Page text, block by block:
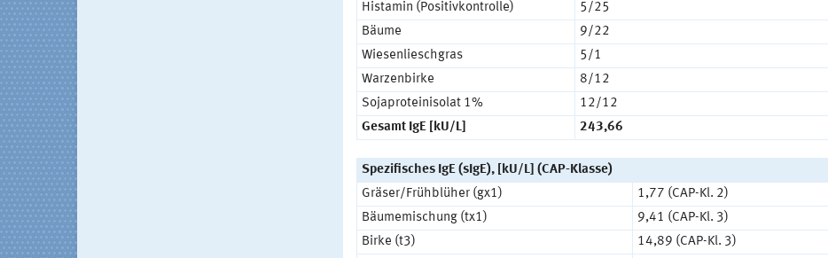
Histamin (Positivkontrolle)
5/25
Bäume
9/22
Wiesenlieschgras
5/1
Warzenbirke
8/12
Sojaproteinisolat 1%
12/12
Gesamt IgE [kU/L]
243,66
Spezifisches IgE (sIgE), [kU/L] (CAP-Klasse)
Gräser/Frühblüher (gx1)
1,77 (CAP-Kl. 2)
Bäumemischung (tx1)
9,41 (CAP-Kl. 3)
Birke (t3)
14,89 (CAP-Kl. 3)